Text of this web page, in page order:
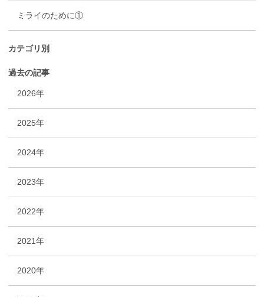
ミライのために①
カテゴリ別
過去の記事
2026年
2025年
2024年
2023年
2022年
2021年
2020年